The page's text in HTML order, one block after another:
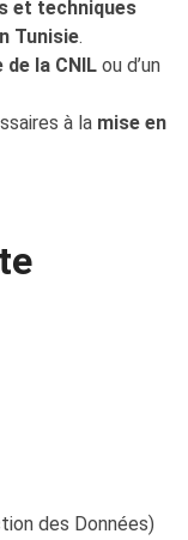
et techniques
Tunisie.
la CNIL ou d’un
à la mise en
des Données)